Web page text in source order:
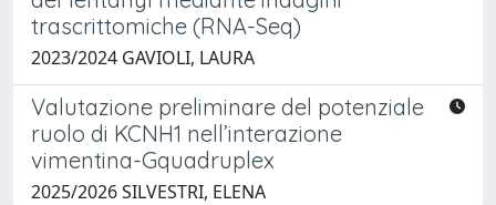
trascrittomiche (RNA-Seq)
2023/2024 GAVIOLI, LAURA
Valutazione preliminare del potenziale
ruolo di KCNH1 nell’interazione
vimentina-Gquadruplex
2025/2026 SILVESTRI, ELENA